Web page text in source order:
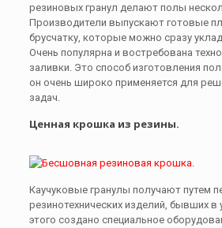
резиновых гранул делают полы
Производители выпускают готовые
брусчатку, которые можно сразу
Очень популярна и востребована
заливки. Это способ изготовления
он очень широко применяется для
задач.
Ценная крошка из резины.
Каучуковые гранулы получают путем
резинотехнических изделий, бывших в
этого создано специальное